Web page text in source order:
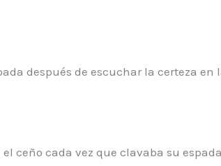
después de escuchar la certeza en
ceño cada vez que clavaba su